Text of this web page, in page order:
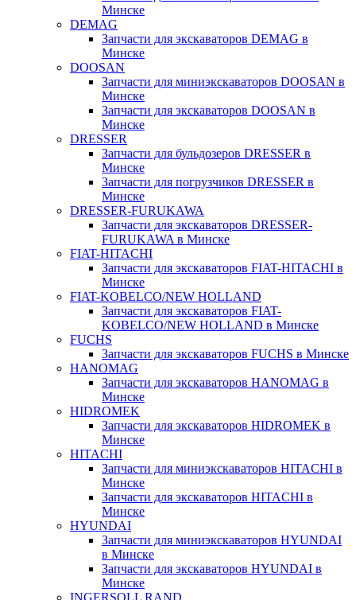
Минске
DEMAG
Запчасти для экскаваторов DEMAG в
Минске
DOOSAN
Запчасти для миниэкскаваторов DOOSAN в
Минске
Запчасти для экскаваторов DOOSAN в
Минске
DRESSER
Запчасти для бульдозеров DRESSER в
Минске
Запчасти для погрузчиков DRESSER в
Минске
DRESSER-FURUKAWA
Запчасти для экскаваторов DRESSER-
FURUKAWA в Минске
FIAT-HITACHI
Запчасти для экскаваторов FIAT-HITACHI в
Минске
FIAT-KOBELCO/NEW HOLLAND
Запчасти для экскаваторов FIAT-
KOBELCO/NEW HOLLAND в Минске
FUCHS
Запчасти для экскаваторов FUCHS в Минске
HANOMAG
Запчасти для экскаваторов HANOMAG в
Минске
HIDROMEK
Запчасти для экскаваторов HIDROMEK в
Минске
HITACHI
Запчасти для миниэкскаваторов HITACHI в
Минске
Запчасти для экскаваторов HITACHI в
Минске
HYUNDAI
Запчасти для миниэкскаваторов HYUNDAI
в Минске
Запчасти для экскаваторов HYUNDAI в
Минске
INGERSOLL RAND